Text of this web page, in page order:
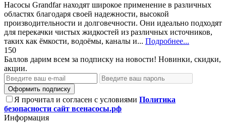
Насосы Grandfar находят широкое применение в различных
областях благодаря своей надежности, высокой
производительности и долговечности. Они идеально подходят
для перекачки чистых жидкостей из различных источников,
таких как ёмкости, водоёмы, каналы и... Подробнее...
150
Баллов дарим всем за подписку на новости! Новинки, скидки,
акции.
Оформить подписку
Я прочитал и согласен с условиями Политика
безопасности сайт всенасосы.рф
Информация